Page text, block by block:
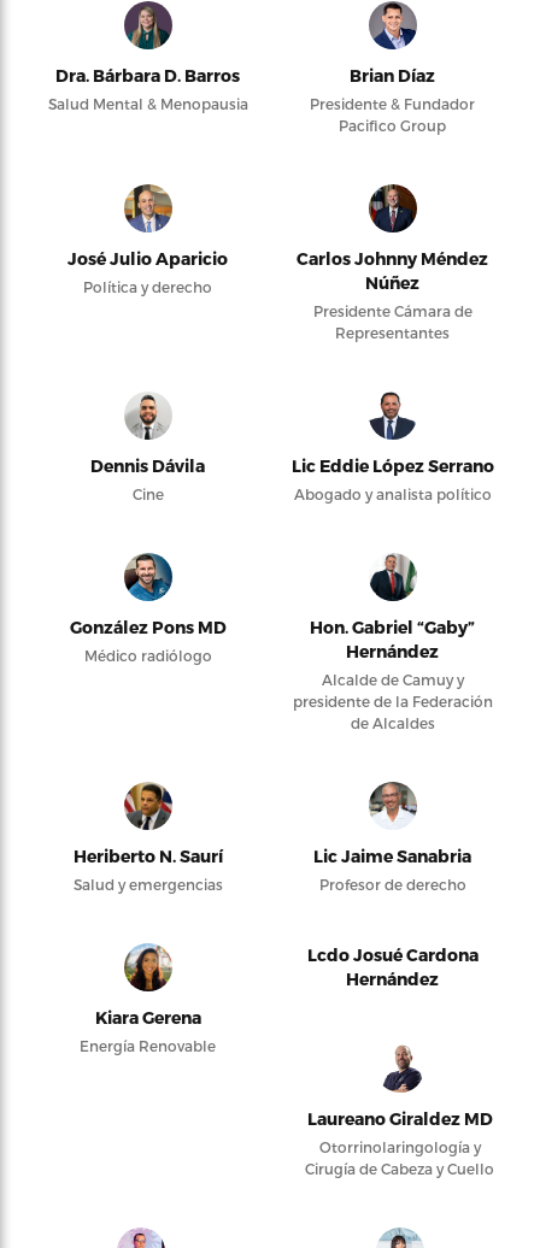
Dra. Bárbara D. Barros
Salud Mental & Menopausia
Brian Díaz
Presidente & Fundador
Pacifico Group
José Julio Aparicio
Política y derecho
Carlos Johnny Méndez
Núñez
Presidente Cámara de
Representantes
Dennis Dávila
Cine
Lic Eddie López Serrano
Abogado y analista político
González Pons MD
Médico radiólogo
Hon. Gabriel “Gaby”
Hernández
Alcalde de Camuy y
presidente de la Federación
de Alcaldes
Heriberto N. Saurí
Salud y emergencias
Lic Jaime Sanabria
Profesor de derecho
Kiara Gerena
Energía Renovable
Lcdo Josué Cardona
Hernández
Laureano Giraldez MD
Otorrinolaringología y
Cirugía de Cabeza y Cuello